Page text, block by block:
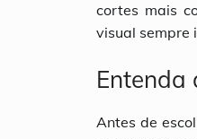
cortes mais
visual sempre
Entenda
Antes de